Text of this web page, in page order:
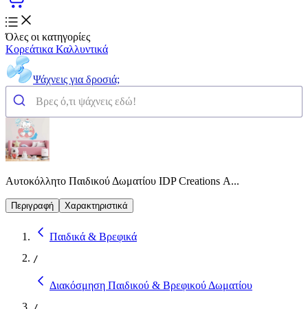
Όλες οι κατηγορίες
Κορεάτικα Καλλυντικά
Ψάχνεις για δροσιά;
Αυτοκόλλητo Παιδικού Δωματίου IDP Creations Α...
Περιγραφή Χαρακτηριστικά
Παιδικά & Βρεφικά
/
Διακόσμηση Παιδικού & Βρεφικού Δωματίου